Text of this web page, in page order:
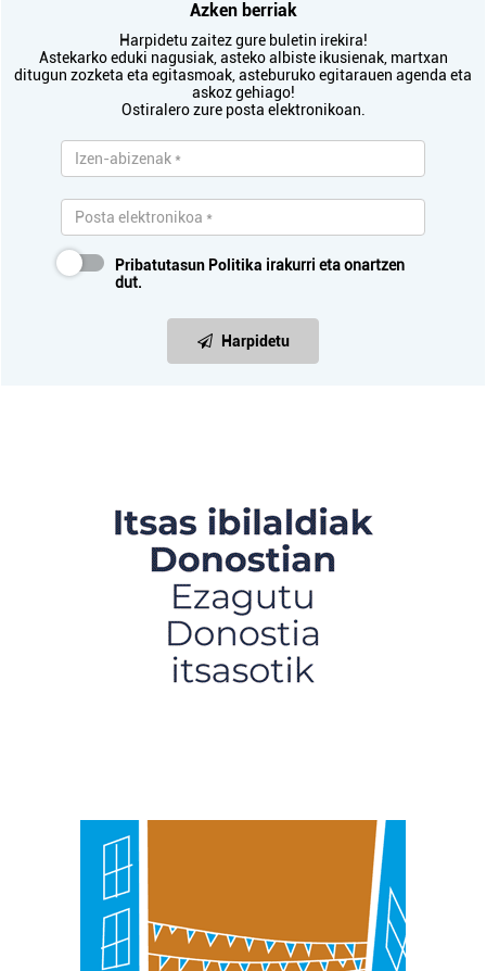
Azken berriak
Harpidetu zaitez gure buletin irekira!
Astekarko eduki nagusiak, asteko albiste ikusienak, martxan
ditugun zozketa eta egitasmoak, asteburuko egitarauen agenda eta
askoz gehiago!
Ostiralero zure posta elektronikoan.
Pribatutasun Politika irakurri eta onartzen
dut.
Harpidetu